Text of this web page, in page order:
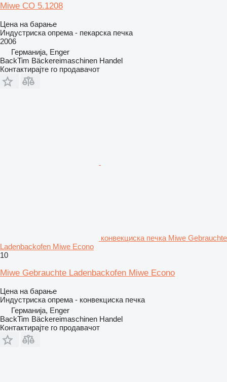
Miwe CO 5.1208
Цена на барање
Индустриска опрема - пекарска печка
2006
Германија, Enger
BackTim Bäckereimaschinen Handel
Контактирајте го продавачот
конвекциска печка Miwe Gebrauchte
Ladenbackofen Miwe Econo
10
Miwe Gebrauchte Ladenbackofen Miwe Econo
Цена на барање
Индустриска опрема - конвекциска печка
Германија, Enger
BackTim Bäckereimaschinen Handel
Контактирајте го продавачот